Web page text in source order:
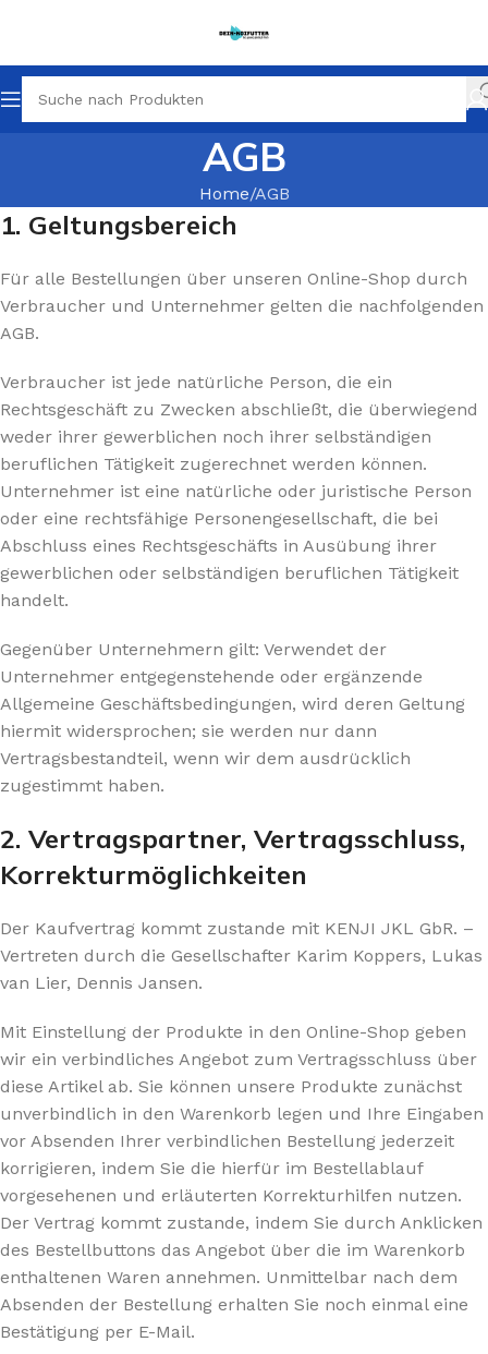
AGB
Home AGB
1. Geltungsbereich
Für alle Bestellungen über unseren Online-Shop durch
Verbraucher und Unternehmer gelten die nachfolgenden
AGB.
Verbraucher ist jede natürliche Person, die ein
Rechtsgeschäft zu Zwecken abschließt, die überwiegend
weder ihrer gewerblichen noch ihrer selbständigen
beruflichen Tätigkeit zugerechnet werden können.
Unternehmer ist eine natürliche oder juristische Person
oder eine rechtsfähige Personengesellschaft, die bei
Abschluss eines Rechtsgeschäfts in Ausübung ihrer
gewerblichen oder selbständigen beruflichen Tätigkeit
handelt.
Gegenüber Unternehmern gilt: Verwendet der
Unternehmer entgegenstehende oder ergänzende
Allgemeine Geschäftsbedingungen, wird deren Geltung
hiermit widersprochen; sie werden nur dann
Vertragsbestandteil, wenn wir dem ausdrücklich
zugestimmt haben.
2. Vertragspartner, Vertragsschluss,
Korrekturmöglichkeiten
Der Kaufvertrag kommt zustande mit KENJI JKL GbR. –
Vertreten durch die Gesellschafter Karim Koppers, Lukas
van Lier, Dennis Jansen.
Mit Einstellung der Produkte in den Online-Shop geben
wir ein verbindliches Angebot zum Vertragsschluss über
diese Artikel ab. Sie können unsere Produkte zunächst
unverbindlich in den Warenkorb legen und Ihre Eingaben
vor Absenden Ihrer verbindlichen Bestellung jederzeit
korrigieren, indem Sie die hierfür im Bestellablauf
vorgesehenen und erläuterten Korrekturhilfen nutzen.
Der Vertrag kommt zustande, indem Sie durch Anklicken
des Bestellbuttons das Angebot über die im Warenkorb
enthaltenen Waren annehmen. Unmittelbar nach dem
Absenden der Bestellung erhalten Sie noch einmal eine
Bestätigung per E-Mail.